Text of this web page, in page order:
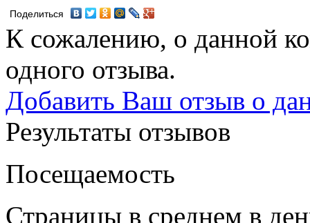
Поделиться
К сожалению, о данной
одного отзыва.
Добавить Ваш отзыв о
Результаты отзывов
Посещаемость
Страницы в среднем в